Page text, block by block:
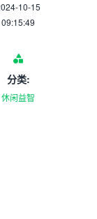
10-15
09:15:49
分类:
休闲益智